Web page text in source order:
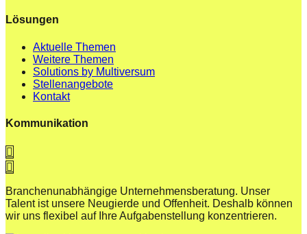
Lösungen
Aktuelle Themen
Weitere Themen
Solutions by Multiversum
Stellenangebote
Kontakt
Kommunikation
Branchenunabhängige Unternehmensberatung. Unser
Talent ist unsere Neugierde und Offenheit. Deshalb können
wir uns flexibel auf Ihre Aufgabenstellung konzentrieren.